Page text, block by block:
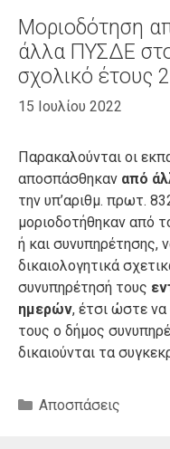
Μοριοδότηση
άλλα ΠΥΣΔΕ
σχολικό έτους
15 Ιουλίου 2022
Παρακαλούνται οι
αποσπάσθηκαν από
την υπ’αριθμ. πρωτ.
μοριοδοτήθηκαν από
ή και συνυπηρέτησης,
δικαιολογητικά
συνυπηρέτησή τους
ημερών, έτσι ώστε να
τους ο δήμος
δικαιούνται τα
Κατηγορίες
Αποσπάσεις